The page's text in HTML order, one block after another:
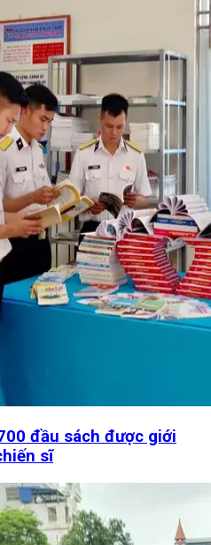
đầu sách được giới
sĩ